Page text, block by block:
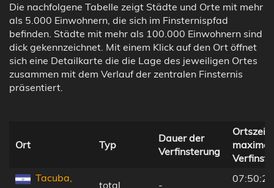
Die nachfolgene Tabelle zeigt Städte und Orte mit mehr
als 5.000 Einwohnern, die sich im Finsternispfad
befinden. Städte mit mehr als 100.000 Einwohnern sind
dick gekennzeichnet. Mit einem Klick auf den Ort öffnet
sich eine Detailkarte die die Lage des jeweiligen Ortes
zusammen mit dem Verlauf der zentralen Finsternis
präsentiert.
Ort Typ
Dauer der
Verfinsterung
Ortszeit
Tacuba,
total -
07:50:25